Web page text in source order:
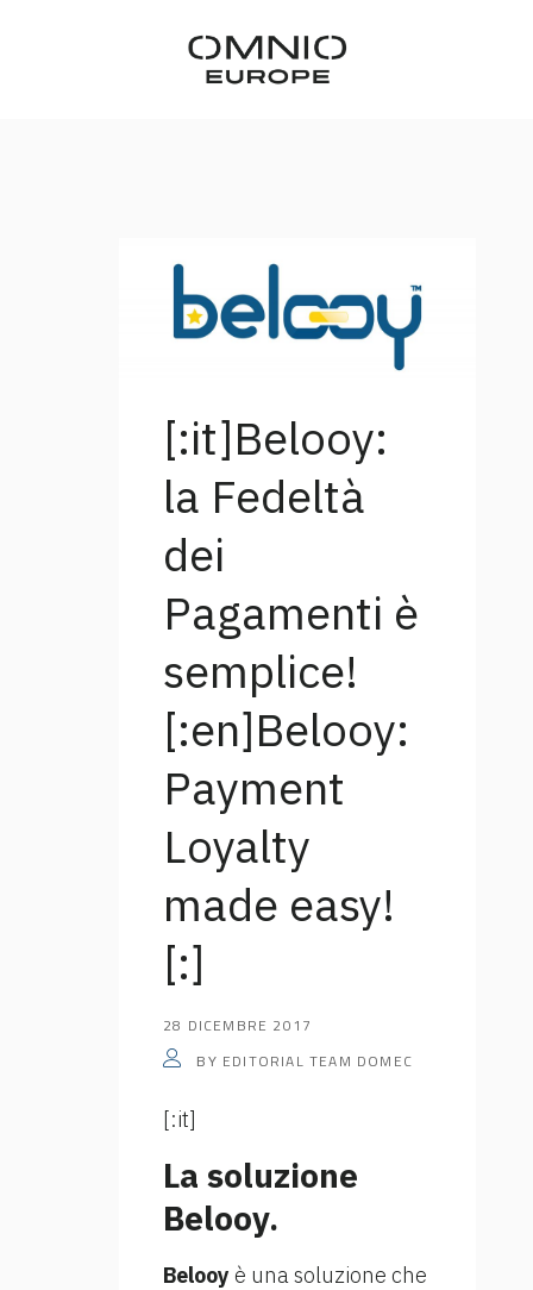
[:it]Belooy:
la Fedeltà
dei
Pagamenti è
semplice!
[:en]Belooy:
Payment
Loyalty
made easy!
[:]
28 DICEMBRE 2017
BY EDITORIAL TEAM DOMEC
[:it]
La soluzione
Belooy.
Belooy è una soluzione che